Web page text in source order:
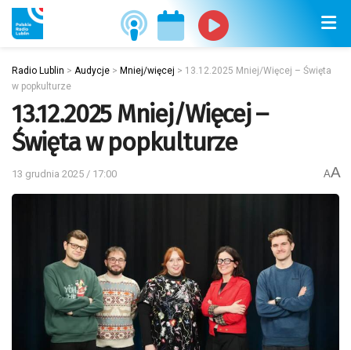
Radio Lublin > Audycje > Mniej/więcej > 13.12.2025 Mniej/Więcej – Święta
w popkulturze
13.12.2025 Mniej/Więcej –
Święta w popkulturze
13 grudnia 2025 / 17:00 AA